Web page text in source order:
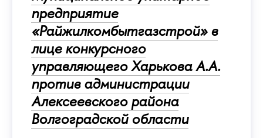
предприятие
«Райжилкомбытгазстрой» в
лице конкурсного
управляющего Харькова А.А.
против администрации
Алексеевского района
Волгоградской области